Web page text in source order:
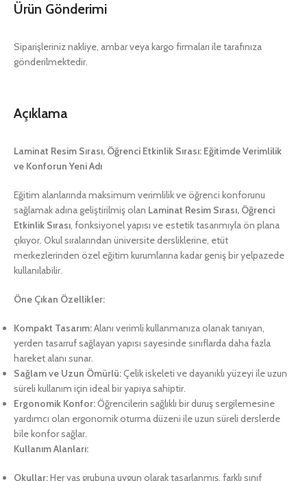
Ürün Gönderimi
Siparişleriniz nakliye, ambar veya kargo firmaları ile tarafınıza
gönderilmektedir.
Açıklama
Laminat Resim Sırası, Öğrenci Etkinlik Sırası: Eğitimde Verimlilik
ve Konforun Yeni Adı
Eğitim alanlarında maksimum verimlilik ve öğrenci konforunu
sağlamak adına geliştirilmiş olan Laminat Resim Sırası, Öğrenci
Etkinlik Sırası, fonksiyonel yapısı ve estetik tasarımıyla ön plana
çıkıyor. Okul sıralarından üniversite dersliklerine, etüt
merkezlerinden özel eğitim kurumlarına kadar geniş bir yelpazede
kullanılabilir.
Öne Çıkan Özellikler:
Kompakt Tasarım:Alanı verimli kullanmanıza olanak tanıyan,
yerden tasarruf sağlayan yapısı sayesinde sınıflarda daha fazla
hareket alanı sunar.
Sağlam ve Uzun Ömürlü:Çelik iskeleti ve dayanıklı yüzeyi ile uzun
süreli kullanım için ideal bir yapıya sahiptir.
Ergonomik Konfor:Öğrencilerin sağlıklı bir duruş sergilemesine
yardımcı olan ergonomik oturma düzeni ile uzun süreli derslerde
bile konfor sağlar.
Kullanım Alanları:
Okullar:Her yaş grubuna uygun olarak tasarlanmış, farklı sınıf